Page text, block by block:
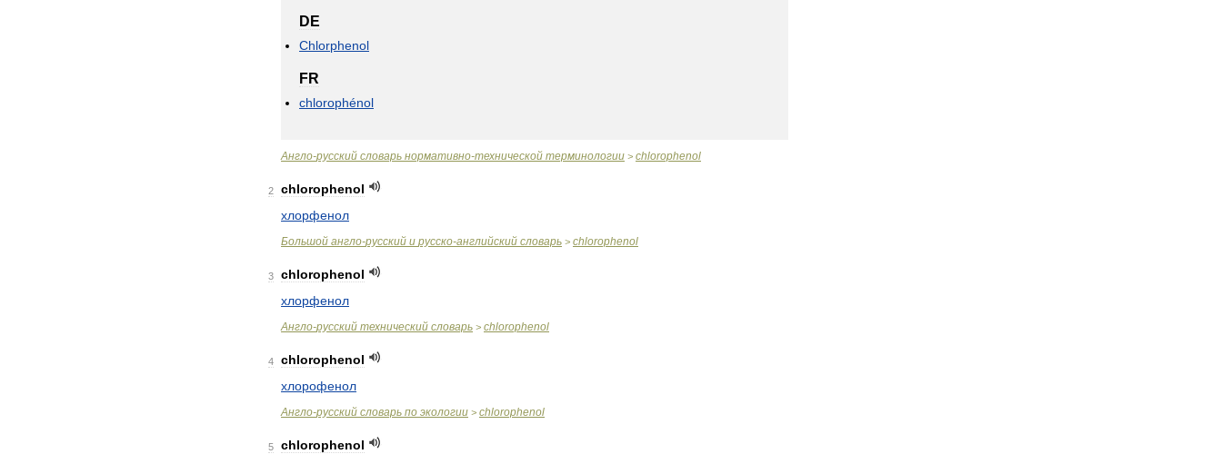
DE
Chlorphenol
FR
chlorophénol
Англо-русский словарь нормативно-технической терминологии > chlorophenol
2
chlorophenol
хлорфенол
Большой англо-русский и русско-английский словарь > chlorophenol
3
chlorophenol
хлорфенол
Англо-русский технический словарь > chlorophenol
4
chlorophenol
хлорофенол
Англо-русский словарь по экологии > chlorophenol
5
chlorophenol